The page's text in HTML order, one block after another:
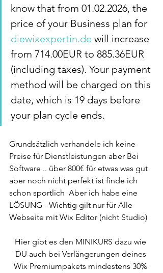
know that from 01.02.2026, the
price of your Business plan for
diewixexpertin.de will increase
from 714.00EUR to 885.36EUR
(including taxes). Your payment
method will be charged on this
date, which is 19 days before
your plan cycle ends.
Grundsätzlich verhandele ich keine
Preise für Dienstleistungen aber Bei
Software .. über 800€ für etwas was gut
aber noch nicht perfekt ist finde ich
schon sportlich  Aber ich habe eine
LÖSUNG - Wichtig gilt nur für Alle
Webseite mit Wix Editor (nicht Studio)
Hier gibt es den MINIKURS dazu wie
DU auch bei Verlängerungen deines
Wix Premiumpakets mindestens 30%